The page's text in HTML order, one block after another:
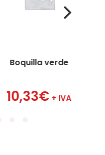
Boquilla verde
10,33€ + IVA